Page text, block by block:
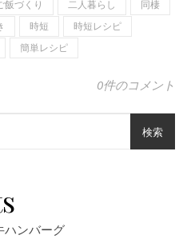
飯づくり 二人暮らし
同棲
時短
時短レシピ
簡単レシピ
0件のコメント
検索
ハンバーグ